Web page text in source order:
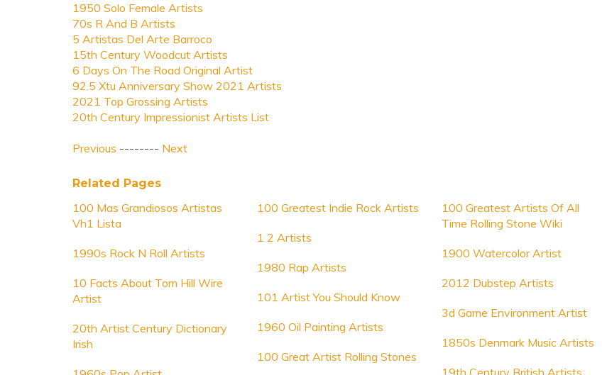
1950 Solo Female Artists
70s R And B Artists
5 Artistas Del Arte Barroco
15th Century Woodcut Artists
6 Days On The Road Original Artist
92.5 Xtu Anniversary Show 2021 Artists
2021 Top Grossing Artists
20th Century Impressionist Artists List
Previous -------- Next
Related Pages
100 Mas Grandiosos Artistas
Vh1 Lista
1990s Rock N Roll Artists
10 Facts About Tom Hill Wire
Artist
20th Artist Century Dictionary
Irish
100 Greatest Indie Rock Artists
1 2 Artists
1980 Rap Artists
101 Artist You Should Know
1960 Oil Painting Artists
100 Great Artist Rolling Stones
100 Greatest Artists Of All
Time Rolling Stone Wiki
1900 Watercolor Artist
2012 Dubstep Artists
3d Game Environment Artist
1850s Denmark Music Artists
19th Century British Artists